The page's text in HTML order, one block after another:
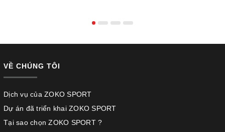
VỀ CHÚNG TÔI
Dịch vụ của ZOKO SPORT
Dự án đã triển khai ZOKO SPORT
Tại sao chọn ZOKO SPORT ?